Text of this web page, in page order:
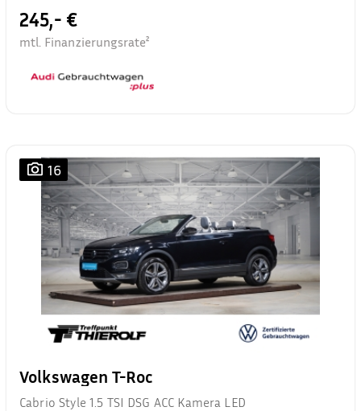
245,- €
mtl. Finanzierungsrate²
16
Volkswagen T-Roc
Cabrio Style 1.5 TSI DSG ACC Kamera LED